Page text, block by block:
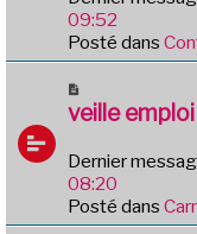
a
u
m
s
g
e
09:52
Posté dans
o
v
e
a
u
veille
Dernier
08:20
Posté dans